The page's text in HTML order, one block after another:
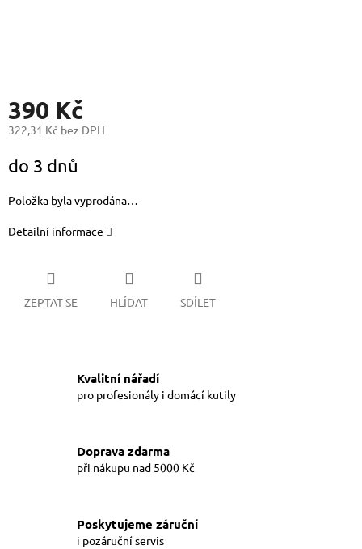
390 Kč
322,31 Kč bez DPH
cena:
do 3 dnů
Položka byla vyprodána…
Detailní informace
ZEPTAT SE HLÍDAT SDÍLET
Kvalitní nářadí
pro profesionály i domácí kutily
Doprava zdarma
při nákupu nad 5000 Kč
Poskytujeme záruční
i pozáruční servis